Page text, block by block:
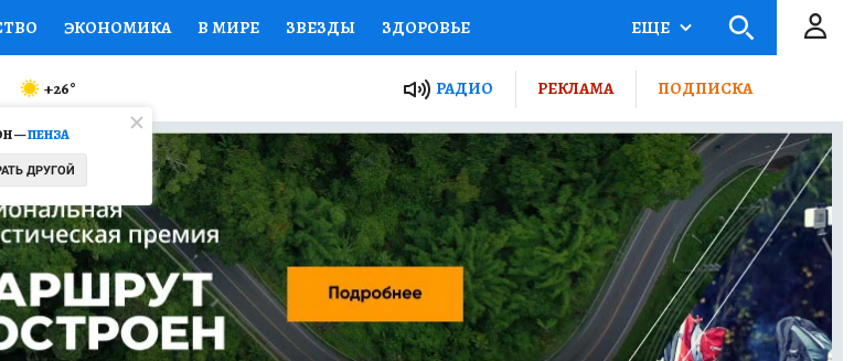
ЭКОНОМИКА В МИРЕ ЗВЕЗДЫ ЗДОРОВЬЕ
НАЦИОНАЛЬНЫЕ ПРОЕКТЫ РОССИИ
МИР Я ЗНАЮ СЕМЬЯ ЖЕНСКИЕ СЕКРЕТЫ ПУТЕВОДИТЕЛЬ
СЕРИАЛЫ СПЕЦПРОЕКТЫ ДЕФИЦИТ ЖЕЛЕЗА ТУРИЗМ
КОНКУРСЫ РАБОТА У НАС ГИД ПОТРЕБИТЕЛЯ ВСЕ О КП
ЕЩЕ
—ПЕНЗА
ДРУГОЙ
+26° РАДИО РЕКЛАМА ПОДПИСКА